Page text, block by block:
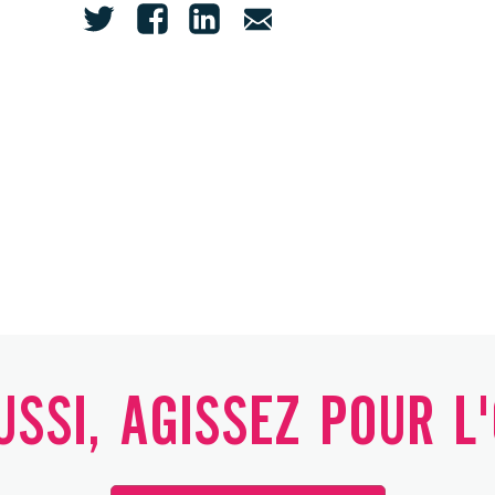
AGISSEZ POUR